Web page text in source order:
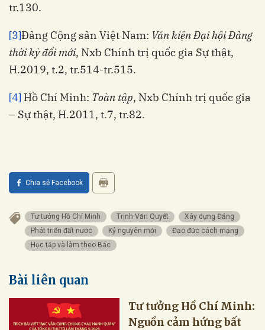
tr.130.
[3]Đảng Cộng sản Việt Nam: Văn kiện Đại hội Đảng
thời kỳ đổi mới, Nxb Chính trị quốc gia Sự thật,
H.2019, t.2, tr.514-tr.515.
[4] Hồ Chí Minh: Toàn tập, Nxb Chính trị quốc gia
– Sự thật, H.2011, t.7, tr.82.
Chia sẻ Facebook
Tư tưởng Hồ Chí Minh Trịnh Văn Quyết
Xây dựng Đảng
Phát triển đất nước
Kỷ nguyên mới
Đạo đức cách mạng
Học tập và làm theo Bác
Bài liên quan
Tư tưởng Hồ Chí Minh:
Nguồn cảm hứng bất